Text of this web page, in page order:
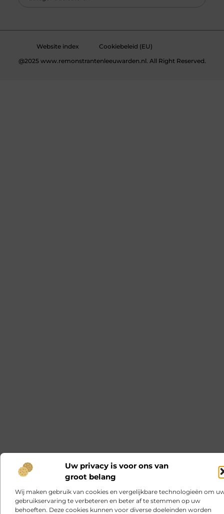
Uw privacy is voor ons van
groot belang
Wij maken gebruik van cookies en vergelijkbare technologieën om
gebruikservaring te verbeteren en beter af te stemmen op uw
behoeften. Deze cookies kunnen voor diverse doeleinden worden
Website index
Cookiebeleid (EU)
@2025 www.remonstrantenleeuwarden.nl. All Right Reserved.